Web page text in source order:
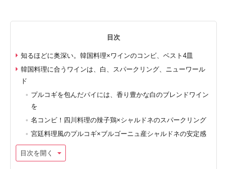
目次
知るほどに奥深い。韓国料理×ワインのコンビ、ベスト4皿
韓国料理に合うワインは、白、スパークリング、ニューワール
ド
プルコギを包んだパイには、香り豊かな白のブレンドワイン
を
名コンビ！四川料理の辣子鶏×シャルドネのスパークリング
宮廷料理風のプルコギ×ブルゴーニュ産シャルドネの安定感
目次を開く